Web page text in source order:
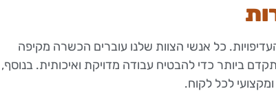
כל אנשי הצוות שלנו עוברים הכשרה מקיפה
ביותר כדי להבטיח עבודה מדויקת ואיכותית. בנוסף,
לכל לקוח.